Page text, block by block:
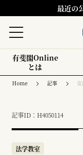
最近の
有斐閣Online
とは
Home 記事
記事ID：H4050114
法学教室